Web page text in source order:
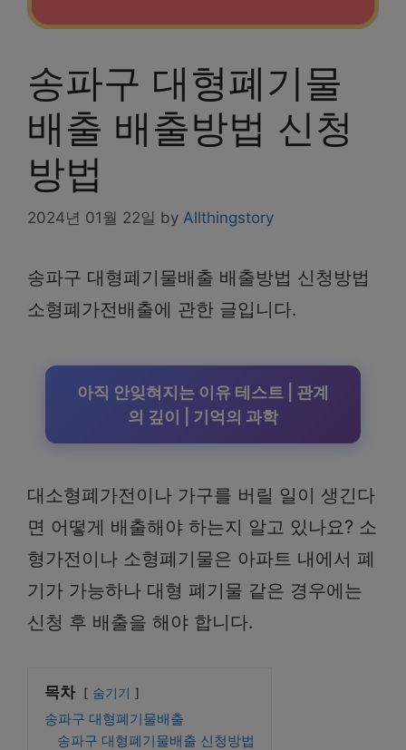
송파구 대형폐기물
배출 배출방법 신청
방법
2024년 01월 22일 by Allthingstory
송파구 대형폐기물배출 배출방법 신청방법
소형폐가전배출에 관한 글입니다.
아직 안잊혀지는 이유 테스트 | 관계
의 깊이 | 기억의 과학
대소형폐가전이나 가구를 버릴 일이 생긴다
면 어떻게 배출해야 하는지 알고 있나요? 소
형가전이나 소형폐기물은 아파트 내에서 폐
기가 가능하나 대형 폐기물 같은 경우에는
신청 후 배출을 해야 합니다.
목차 숨기기
송파구 대형폐기물배출
송파구 대형폐기물배출 신청방법